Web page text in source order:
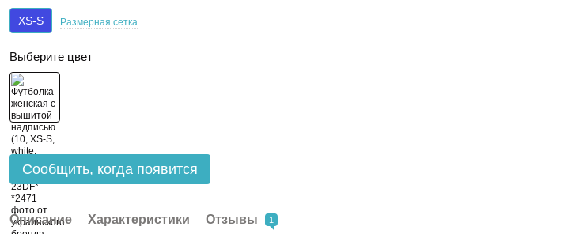
XS-S Размерная сетка
Выберите цвет
Сообщить, когда появится
Описание Характеристики Отзывы 1